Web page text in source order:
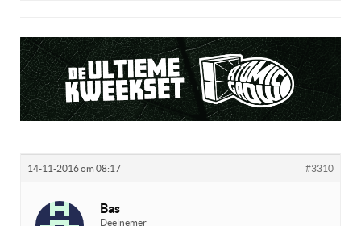
14-11-2016 om 08:17 #3310
Bas
Deelnemer